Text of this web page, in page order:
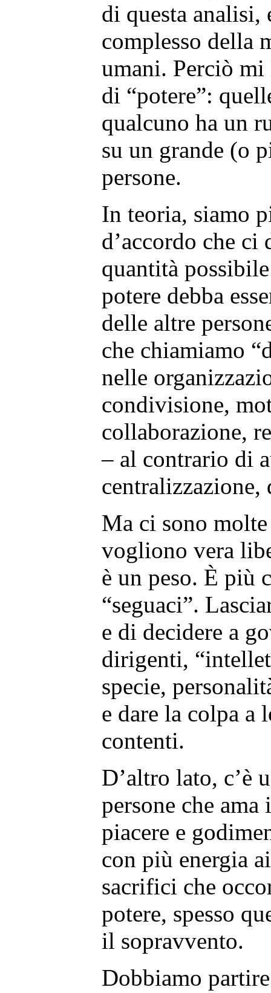
di questa analisi,
complesso della
umani. Perciò
di “potere”:
qualcuno ha un
su un grande (o
persone.
In teoria, siamo
d’accordo che ci
quantità
potere debba
delle altre
che chiamiamo
nelle
condivisione,
collaborazione,
– al contrario di
Ma ci sono
vogliono vera
è un peso. È più
“seguaci”.
e di decidere a
dirigenti,
specie,
e dare la colpa a
contenti.
D’altro lato, c’è
persone che
piacere e
con più energia
sacrifici che
potere, spesso
il sopravvento.
Dobbiamo